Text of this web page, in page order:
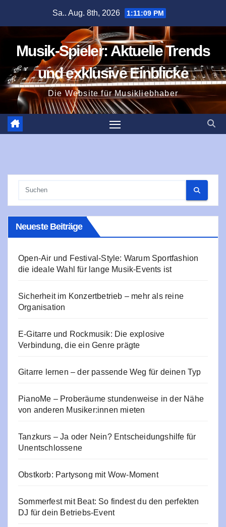
Sa.. Aug. 8th, 2026 1:11:09 PM
Musik-Spieler: Aktuelle Trends
und exklusive Einblicke
Die Website für Musikliebhaber
Neueste Beiträge
Open-Air und Festival-Style: Warum Sportfashion
die ideale Wahl für lange Musik-Events ist
Sicherheit im Konzertbetrieb – mehr als reine
Organisation
E‑Gitarre und Rockmusik: Die explosive
Verbindung, die ein Genre prägte
Gitarre lernen – der passende Weg für deinen Typ
PianoMe – Proberäume stundenweise in der Nähe
von anderen Musiker:innen mieten
Tanzkurs – Ja oder Nein? Entscheidungshilfe für
Unentschlossene
Obstkorb: Partysong mit Wow-Moment
Sommerfest mit Beat: So findest du den perfekten
DJ für dein Betriebs-Event